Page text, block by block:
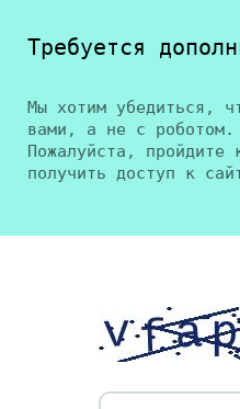
Требуется
Мы хотим убедиться,
вами, а не с роботом.
Пожалуйста, пройдите
получить доступ к